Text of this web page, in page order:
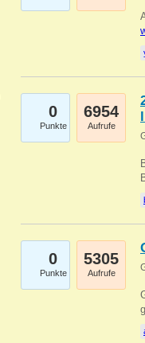
0
Punkte
6954
Aufrufe
0
Punkte
5305
Aufrufe